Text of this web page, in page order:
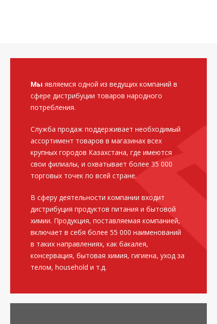
Мы являемся одной из ведущих компаний в
сфере дистрибуции товаров народного
потребления.
Служба продаж поддерживает необходимый
ассортимент товаров в магазинах всех
крупных городов Казахстана, где имеются
свои филиалы, и охватывает более 35 000
торговых точек по всей стране.
В сферу деятельности компании входит
дистрибуция продуктов питания и бытовой
химии. Продукция, поставляемая компанией,
включает в себя более 55 000 наименований
в таких направлениях, как бакалея,
консервация, бытовая химия, гигиена, уход за
телом, household и т.д.